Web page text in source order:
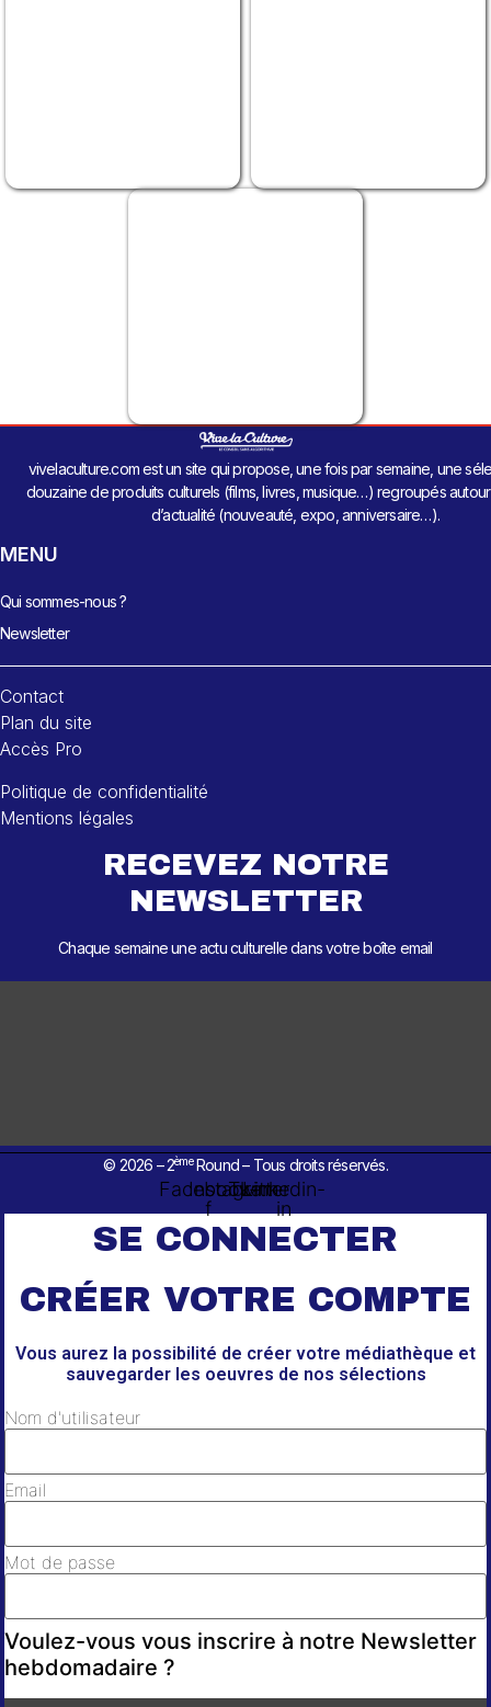
vivelaculture.com est un site qui propose, une fois par semaine, une
douzaine de produits culturels (films, livres, musique…) regroupés autour
d’actualité (nouveauté, expo, anniversaire…).
MENU
Qui sommes-nous ?
Newsletter
Contact
Plan du site
Accès Pro
Politique de confidentialité
Mentions légales
RECEVEZ NOTRE
NEWSLETTER
Chaque semaine une actu culturelle dans votre boîte email
© 2026 – 2èmeRound – Tous droits réservés.
Facebook-
f
Instagram
Twitter
Linkedin-
in
SE CONNECTER
CRÉER VOTRE COMPTE
Vous aurez la possibilité de créer votre médiathèque et
sauvegarder les oeuvres de nos sélections
Nom d'utilisateur
Email
Mot de passe
Voulez-vous vous inscrire à notre Newsletter
hebdomadaire ?